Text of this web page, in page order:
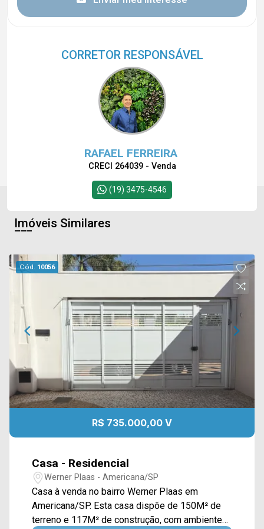
CORRETOR RESPONSÁVEL
RAFAEL FERREIRA
CRECI 264039 - Venda
(19) 3475-4546
Imóveis Similares
Cód. 10056
R$ 735.000,00 V
Casa - Residencial
Werner Plaas - Americana/SP
Casa à venda no bairro Werner Plaas em
Americana/SP. Esta casa dispõe de 150M² de
terreno e 117M² de construção, com ambientes